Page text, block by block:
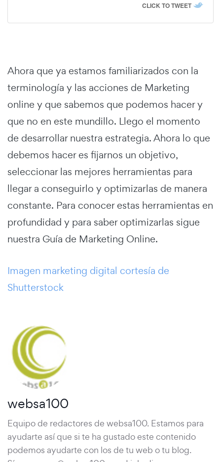
CLICK TO TWEET
Ahora que ya estamos familiarizados con la
terminología y las acciones de Marketing
online y que sabemos que podemos hacer y
que no en este mundillo. Llego el momento
de desarrollar nuestra estrategia. Ahora lo que
debemos hacer es fijarnos un objetivo,
seleccionar las mejores herramientas para
llegar a conseguirlo y optimizarlas de manera
constante. Para conocer estas herramientas en
profundidad y para saber optimizarlas sigue
nuestra Guía de Marketing Online.
Imagen marketing digital cortesía de
Shutterstock
websa100
Equipo de redactores de websa100. Estamos para
ayudarte así que si te ha gustado este contenido
podemos ayudarte con los de tu web o tu blog.